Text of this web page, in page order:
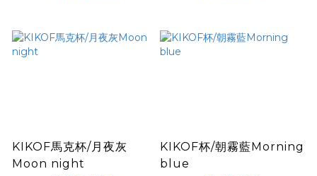
KIKOF馬克杯/月夜灰
Moon night
KIKOF杯/朝霧藍Morning
blue